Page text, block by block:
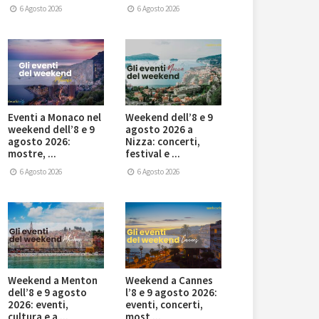
6 Agosto 2026 6 Agosto 2026
Eventi a Monaco nel
weekend dell’8 e 9
agosto 2026:
mostre, ...
6 Agosto 2026
Weekend dell’8 e 9
agosto 2026 a
Nizza: concerti,
festival e ...
6 Agosto 2026
Weekend a Menton
dell’8 e 9 agosto
2026: eventi,
Weekend a Cannes
l’8 e 9 agosto 2026:
eventi, concerti,